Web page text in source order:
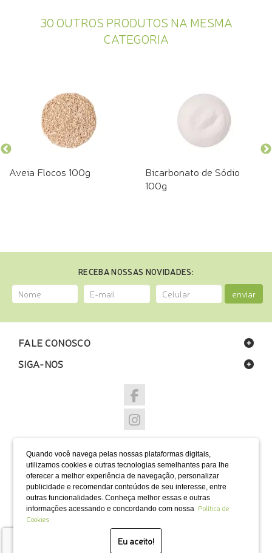
Quando você navega pelas nossas plataformas digitais,
utilizamos cookies e outras tecnologias semelhantes para lhe
oferecer a melhor experiência de navegação, personalizar
publicidade e recomendar conteúdos de seu interesse, entre
outras funcionalidades. Conheça melhor essas e outras
informações acessando e concordando com nossa Política de
Cookies
Eu aceito!
30 OUTROS PRODUTOS NA MESMA
CATEGORIA
Aveia Flocos 100g
Bicarbonato de Sódio
100g
RECEBA NOSSAS NOVIDADES:
enviar
FALE CONOSCO
SIGA-NOS
FORMAS DE PAGAMENTO